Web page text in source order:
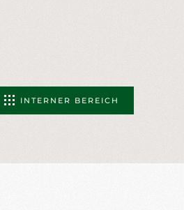
INTERNER BEREICH